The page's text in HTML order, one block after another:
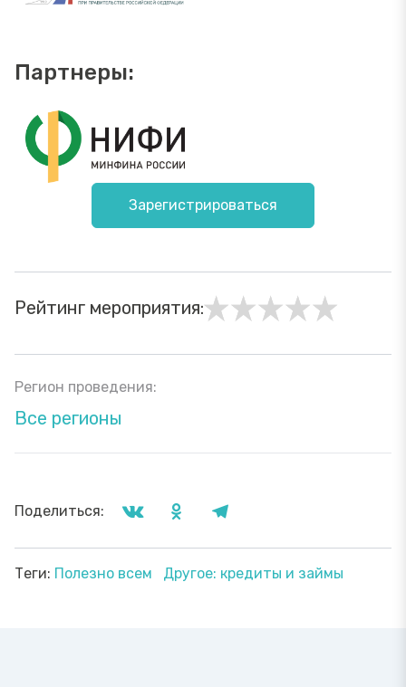
Партнеры:
Зарегистрироваться
Рейтинг мероприятия:
Регион проведения:
Все регионы
Поделиться:
Теги: Полезно всем Другое: кредиты и займы